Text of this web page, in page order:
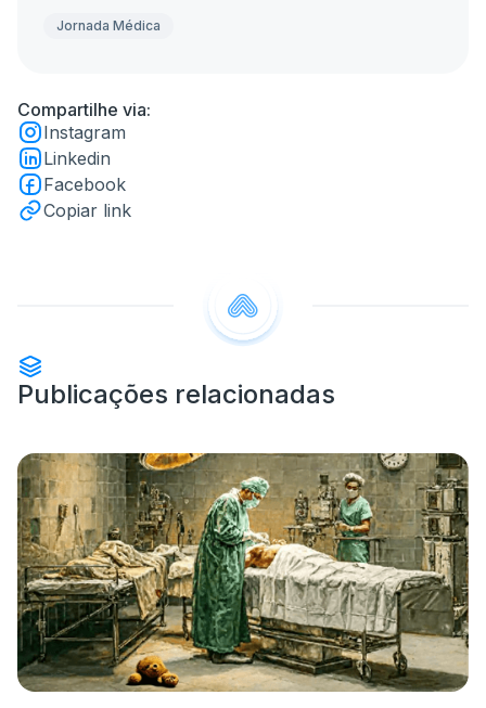
Jornada Médica
Compartilhe via:
Instagram
Linkedin
Facebook
Copiar link
Publicações relacionadas